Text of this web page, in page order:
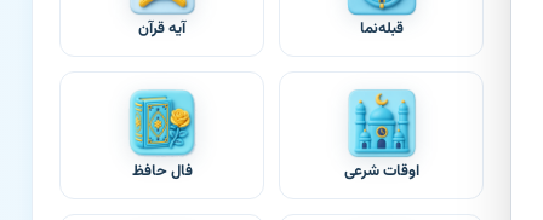
قبله‌نما آیه قرآن
اوقات شرعی فال حافظ